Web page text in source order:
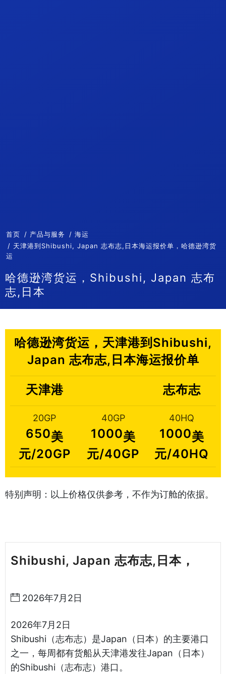
首页 产品与服务
海运
天津港到Shibushi, Japan 志布志,日本海运报价单，哈德逊湾货
运
哈德逊湾货运，Shibushi, Japan 志布
志,日本
哈德逊湾货运，天津港到Shibushi,
Japan 志布志,日本海运报价单
天津港 志布志
20GP
650美
元/20GP
40GP
1000美
元/40GP
40HQ
1000美
元/40HQ
特别声明：以上价格仅供参考，不作为订舱的依据。
Shibushi, Japan 志布志,日本，
2026年7月2日
2026年7月2日
Shibushi（志布志）是Japan（日本）的主要港口
之一，每周都有货船从天津港发往Japan（日本）
的Shibushi（志布志）港口。